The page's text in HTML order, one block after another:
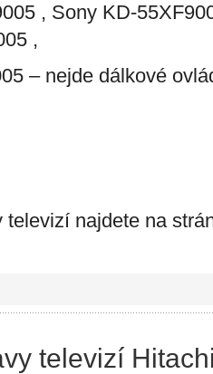
, Sony KD-
,
– nejde dálkové
televizí najdete na
televizí